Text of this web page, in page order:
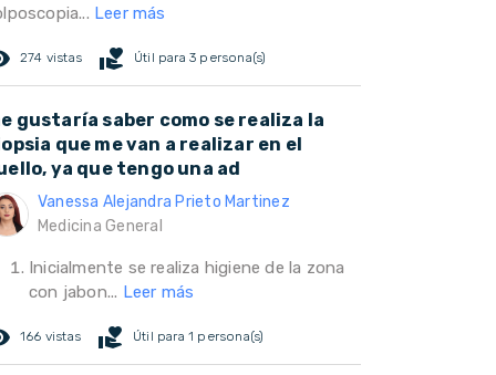
Leer más
274 vistas volunteer_activism Útil para 3 persona(s)
gustaría saber como se realiza la
que me van a realizar en el
ya que tengo una ad
Vanessa Alejandra Prieto Martinez
Medicina General
Inicialmente se realiza higiene de la zona
con jabon... Leer más
166 vistas volunteer_activism Útil para 1 persona(s)